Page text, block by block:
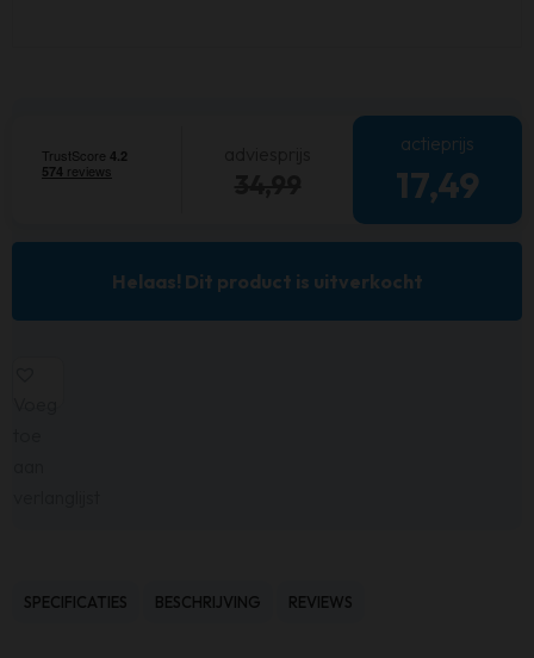
actieprijs
17,49
Helaas! Dit product is uitverkocht
SPECIFICATIES BESCHRIJVING REVIEWS